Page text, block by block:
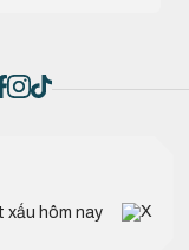
xấu hôm nay